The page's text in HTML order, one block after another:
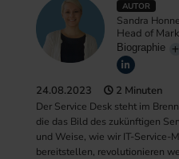
AUTOR
Sandra
Head of
Biographie
24.08.2023 2 Minuten
Der Service Desk steht im
die das Bild des zukünftigen
und Weise, wie wir IT-Service-
bereitstellen, revolutionieren